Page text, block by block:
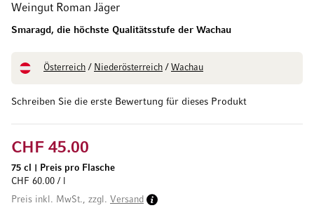
Schreiben Sie die erste Bewertung für dieses Produkt
Weingut Roman Jäger
Smaragd, die höchste Qualitätsstufe der Wachau
Österreich / Niederösterreich / Wachau
CHF 45.00
75 cl
Preis pro Flasche
CHF 60.00 / l
Preis inkl. MwSt., zzgl. Versand